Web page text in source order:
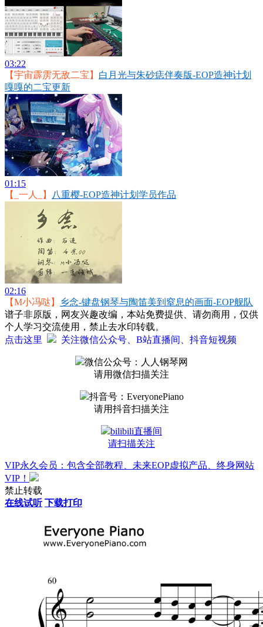
03:22
【宇宙霹雳无敌二宝】 白月光与朱砂痣伴奏版-EOP造神计划
嘎嘎的二宝更新
01:15
【_一人_】
八重樱-EOP造神计划学员作品
02:16
【M小冯哒】
乡念-键盘钢琴与陶笛美到窒息的画面-EOP舰队
谱子非原版，网友兴趣改编，本站免费提供、请勿商用，仅供
个人学习交流使用，禁止去水印转载。
点击这里
关注微信公众号、B站直播间、抖音短视频
微信公众号：人人钢琴网
请用微信扫描关注
抖音号：EveryonePiano
请用抖音扫描关注
bilibili直播间
请扫描关注
VIP永久会员：包含全部教程、未来EOP虚拟产品、终身网站
VIP！
禁止转载
在线试听 下载打印